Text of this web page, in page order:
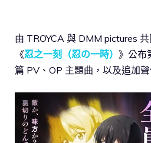
由 TROYCA 與 DMM pictures
《忍之一刻（忍の一時） 》公布
篇 PV、OP 主題曲，以及追加